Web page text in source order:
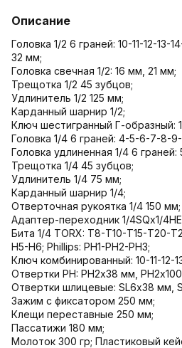
Описание
Головка 1/2 6 граней: 10-11-12-13-
32 мм;
Головка свечная 1/2: 16 мм, 21 мм;
Трещотка 1/2 45 зубцов;
Удлинитель 1/2 125 мм;
Карданный шарнир 1/2;
Ключ шестигранный Г-образный:
Головка 1/4 6 граней: 4-5-6-7-8-9-
Головка удлиненная 1/4 6
Трещотка 1/4 45 зубцов;
Удлинитель 1/4 75 мм;
Карданный шарнир 1/4;
Отверточная рукоятка 1/4 150 мм;
Адаптер-переходник 1/4SQх1/
Бита 1/4 TORX: Т8-Т10-Т15-Т20-
Н5-Н6; Phillips: PH1-РН2-РН3;
Ключ комбинированный: 10-11-12-
Отвертки PH: РН2х38 мм,
Отвертки шлицевые: SL6х38 мм,
Зажим с фиксатором 250 мм;
Клещи переставные 250 мм;
Пассатижи 180 мм;
Молоток 300 гр; Пластиковый